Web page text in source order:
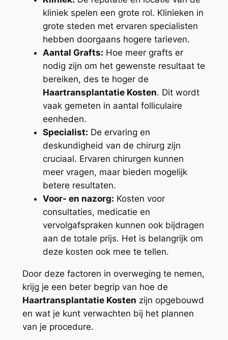
kliniek spelen een grote rol. Klinieken in
grote steden met ervaren specialisten
hebben doorgaans hogere tarieven.
Aantal Grafts: Hoe meer grafts er
nodig zijn om het gewenste resultaat te
bereiken, des te hoger de
Haartransplantatie Kosten. Dit wordt
vaak gemeten in aantal folliculaire
eenheden.
Specialist: De ervaring en
deskundigheid van de chirurg zijn
cruciaal. Ervaren chirurgen kunnen
meer vragen, maar bieden mogelijk
betere resultaten.
Voor- en nazorg: Kosten voor
consultaties, medicatie en
vervolgafspraken kunnen ook bijdragen
aan de totale prijs. Het is belangrijk om
deze kosten ook mee te tellen.
Door deze factoren in overweging te nemen,
krijg je een beter begrip van hoe de
Haartransplantatie Kosten zijn opgebouwd
en wat je kunt verwachten bij het plannen
van je procedure.